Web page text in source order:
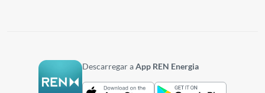
Descarregar aApp REN Energia